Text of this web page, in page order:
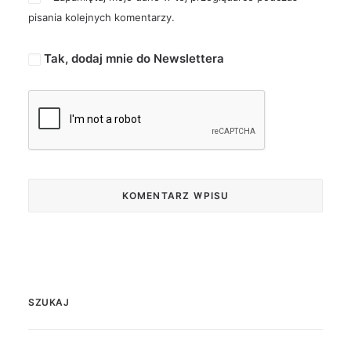
pisania kolejnych komentarzy.
Tak, dodaj mnie do Newslettera
SZUKAJ